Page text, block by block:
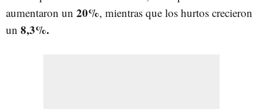
aumentaron un 20%, mientras que los hurtos crecieron
un 8,3%.